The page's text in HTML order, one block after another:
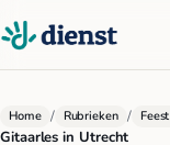
Home / Rubrieken /
Gitaarles in Utrecht